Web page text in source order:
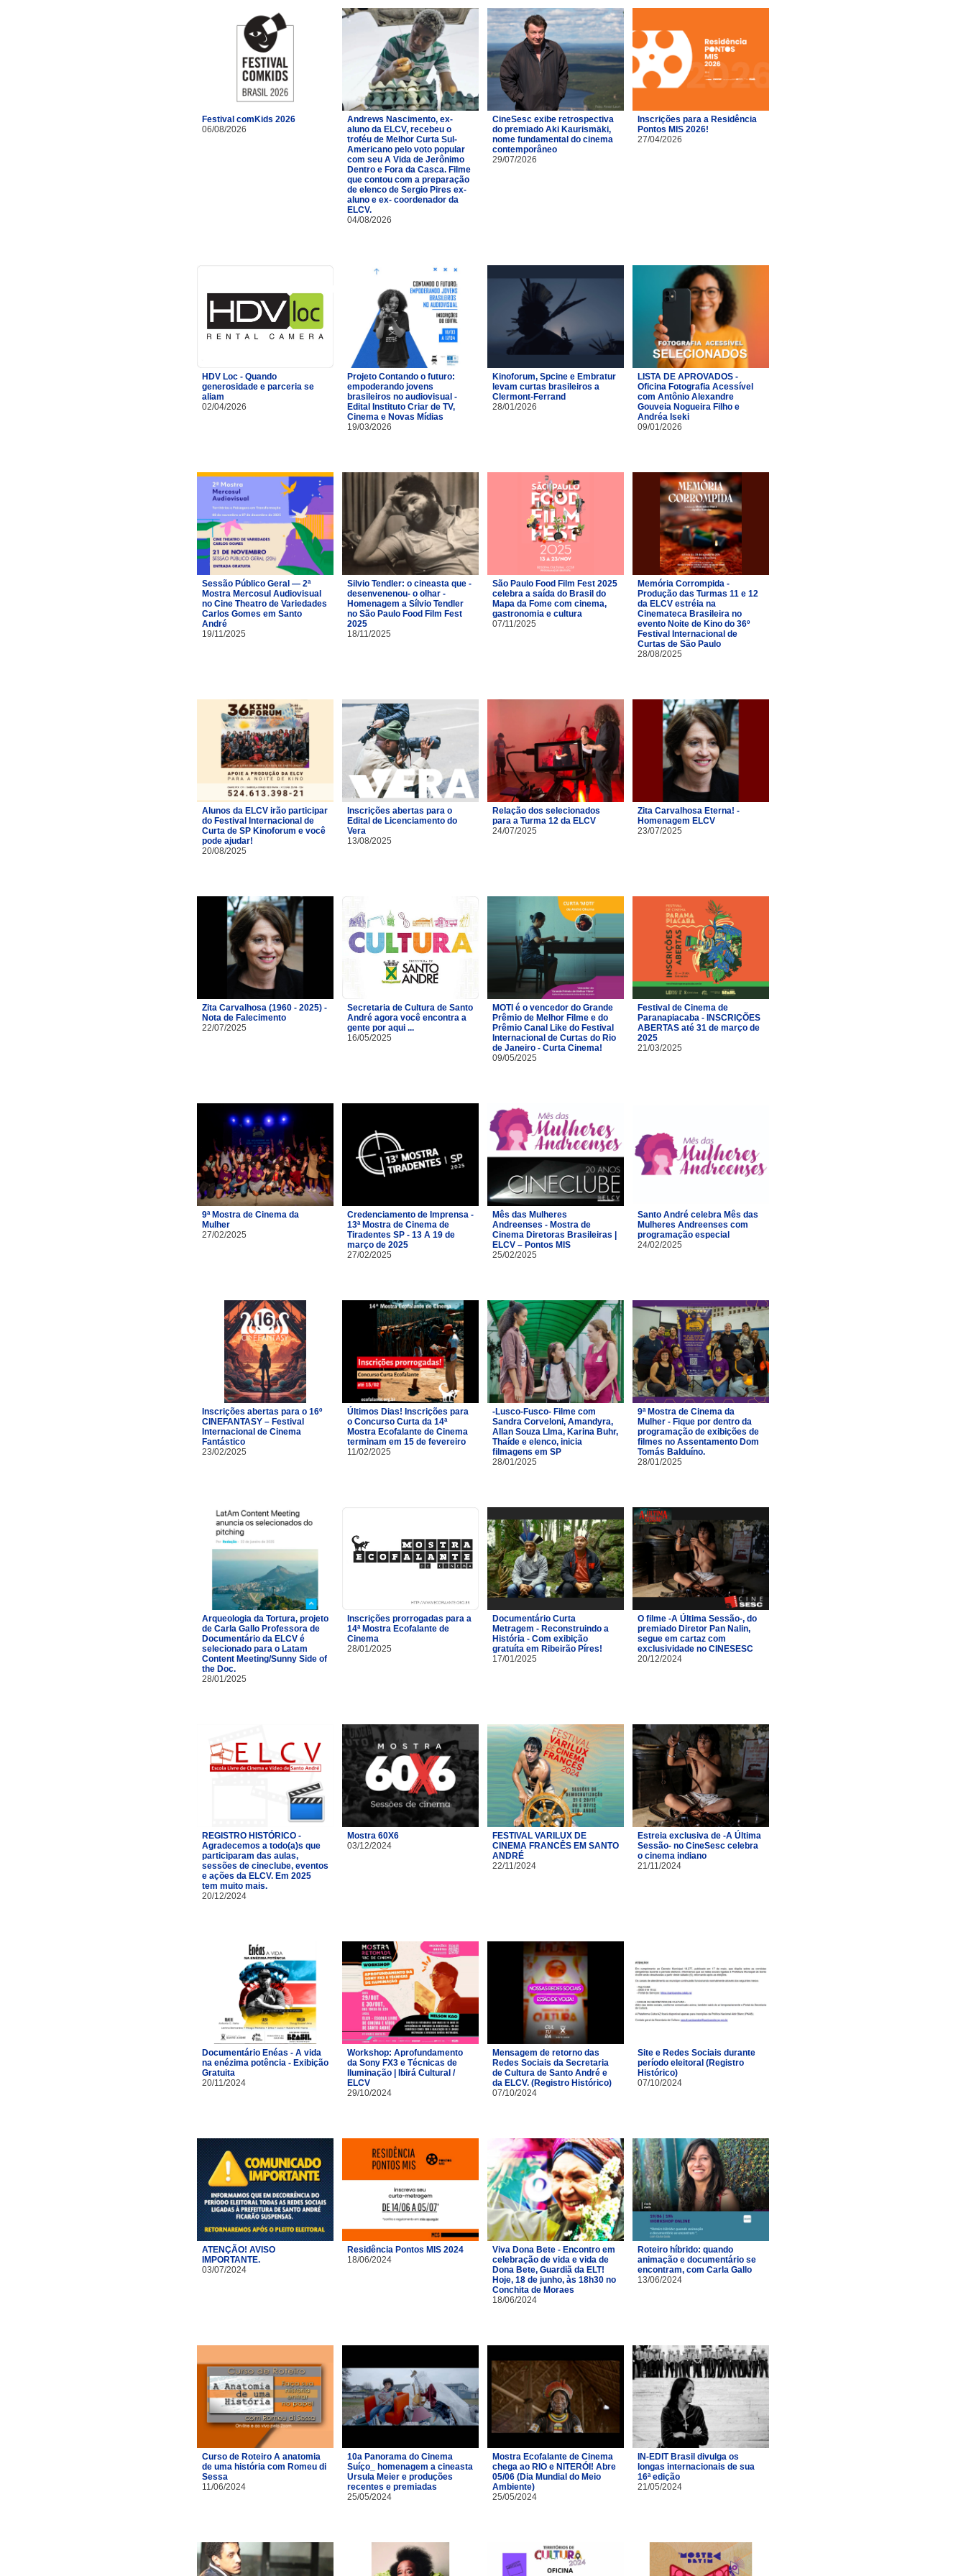
Festival comKids 2026
06/08/2026
Andrews Nascimento, ex-
aluno da ELCV, recebeu o
troféu de Melhor Curta Sul-
Americano pelo voto popular
com seu A Vida de Jerônimo
Dentro e Fora da Casca. Filme
que contou com a preparação
de elenco de Sergio Pires ex-
aluno e ex- coordenador da
ELCV.
04/08/2026
CineSesc exibe retrospectiva
do premiado Aki Kaurismäki,
nome fundamental do cinema
contemporâneo
29/07/2026
Inscrições para a Residência
Pontos MIS 2026!
27/04/2026
HDV Loc - Quando
generosidade e parceria se
aliam
02/04/2026
Projeto Contando o futuro:
empoderando jovens
brasileiros no audiovisual -
Edital Instituto Criar de TV,
Cinema e Novas Mídias
19/03/2026
Kinoforum, Spcine e Embratur
levam curtas brasileiros a
Clermont-Ferrand
28/01/2026
LISTA DE APROVADOS -
Oficina Fotografia Acessível
com Antônio Alexandre
Gouveia Nogueira Filho e
Andréa Iseki
09/01/2026
Sessão Público Geral — 2ª
Mostra Mercosul Audiovisual
no Cine Theatro de Variedades
Carlos Gomes em Santo
André
19/11/2025
Silvio Tendler: o cineasta que -
desenvenenou- o olhar -
Homenagem a Sílvio Tendler
no São Paulo Food Film Fest
2025
18/11/2025
São Paulo Food Film Fest 2025
celebra a saída do Brasil do
Mapa da Fome com cinema,
gastronomia e cultura
07/11/2025
Memória Corrompida -
Produção das Turmas 11 e 12
da ELCV estréia na
Cinemateca Brasileira no
evento Noite de Kino do 36º
Festival Internacional de
Curtas de São Paulo
28/08/2025
Alunos da ELCV irão participar
do Festival Internacional de
Curta de SP Kinoforum e você
pode ajudar!
20/08/2025
Inscrições abertas para o
Edital de Licenciamento do
Vera
13/08/2025
Relação dos selecionados
para a Turma 12 da ELCV
24/07/2025
Zita Carvalhosa Eterna! -
Homenagem ELCV
23/07/2025
Zita Carvalhosa (1960 - 2025) -
Nota de Falecimento
22/07/2025
Secretaria de Cultura de Santo
André agora você encontra a
gente por aqui ...
16/05/2025
MOTI é o vencedor do Grande
Prêmio de Melhor Filme e do
Prêmio Canal Like do Festival
Internacional de Curtas do Rio
de Janeiro - Curta Cinema!
09/05/2025
Festival de Cinema de
Paranapiacaba - INSCRIÇÕES
ABERTAS até 31 de março de
2025
21/03/2025
9ª Mostra de Cinema da
Mulher
27/02/2025
Credenciamento de Imprensa -
13ª Mostra de Cinema de
Tiradentes SP - 13 A 19 de
março de 2025
27/02/2025
Mês das Mulheres
Andreenses - Mostra de
Cinema Diretoras Brasileiras |
ELCV – Pontos MIS
25/02/2025
Santo André celebra Mês das
Mulheres Andreenses com
programação especial
24/02/2025
Inscrições abertas para o 16º
CINEFANTASY – Festival
Internacional de Cinema
Fantástico
23/02/2025
Últimos Dias! Inscrições para
o Concurso Curta da 14ª
Mostra Ecofalante de Cinema
terminam em 15 de fevereiro
11/02/2025
-Lusco-Fusco- Filme com
Sandra Corveloni, Amandyra,
Allan Souza LIma, Karina Buhr,
Thaíde e elenco, inicia
filmagens em SP
28/01/2025
9ª Mostra de Cinema da
Mulher - Fique por dentro da
programação de exibições de
filmes no Assentamento Dom
Tomás Balduíno.
28/01/2025
Arqueologia da Tortura, projeto
de Carla Gallo Professora de
Documentário da ELCV é
selecionado para o Latam
Content Meeting/Sunny Side of
the Doc.
28/01/2025
Inscrições prorrogadas para a
14ª Mostra Ecofalante de
Cinema
28/01/2025
Documentário Curta
Metragem - Reconstruindo a
História - Com exibição
gratuíta em Ribeirão Píres!
17/01/2025
O filme -A Última Sessão-, do
premiado Diretor Pan Nalin,
segue em cartaz com
exclusividade no CINESESC
20/12/2024
REGISTRO HISTÓRICO -
Agradecemos a todo(a)s que
participaram das aulas,
sessões de cineclube, eventos
e ações da ELCV. Em 2025
tem muito mais.
20/12/2024
Mostra 60X6
03/12/2024
FESTIVAL VARILUX DE
CINEMA FRANCÊS EM SANTO
ANDRÉ
22/11/2024
Estreia exclusiva de -A Última
Sessão- no CineSesc celebra
o cinema indiano
21/11/2024
Documentário Enéas - A vida
na enézima potência - Exibição
Gratuita
20/11/2024
Workshop: Aprofundamento
da Sony FX3 e Técnicas de
Iluminação | Ibirá Cultural /
ELCV
29/10/2024
Mensagem de retorno das
Redes Sociais da Secretaria
de Cultura de Santo André e
da ELCV. (Registro Histórico)
07/10/2024
Site e Redes Sociais durante
período eleitoral (Registro
Histórico)
07/10/2024
ATENÇÃO! AVISO
IMPORTANTE.
03/07/2024
Residência Pontos MIS 2024
18/06/2024
Viva Dona Bete - Encontro em
celebração de vida e vida de
Dona Bete, Guardiã da ELT!
Hoje, 18 de junho, às 18h30 no
Conchita de Moraes
18/06/2024
Roteiro híbrido: quando
animação e documentário se
encontram, com Carla Gallo
13/06/2024
Curso de Roteiro A anatomia
de uma história com Romeu di
Sessa
11/06/2024
10a Panorama do Cinema
Suíço_ homenagem a cineasta
Ursula Meier e produções
recentes e premiadas
25/05/2024
Mostra Ecofalante de Cinema
chega ao RIO e NITERÓI! Abre
05/06 (Dia Mundial do Meio
Ambiente)
25/05/2024
IN-EDIT Brasil divulga os
longas internacionais de sua
16ª edição
21/05/2024